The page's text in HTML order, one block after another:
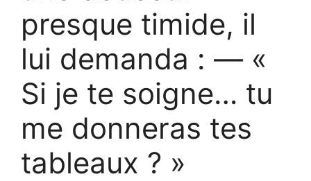
presque timide, il
lui demanda : — «
Si je te soigne… tu
me donneras tes
tableaux ? »